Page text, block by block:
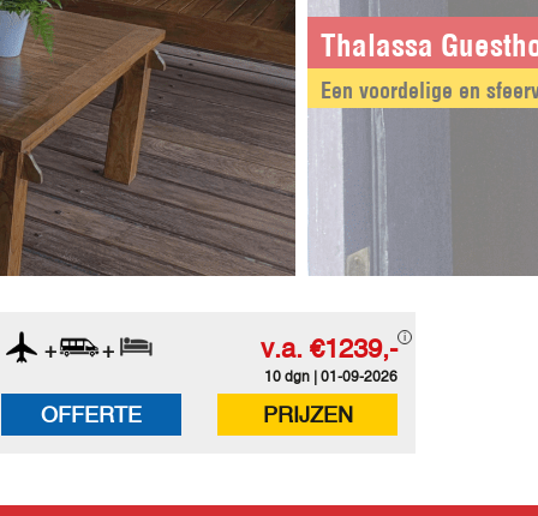
Thalassa
Een voordelige en
+ + v.a. €1239,-
10 dgn | 01-09-2026
OFFERTE PRIJZEN